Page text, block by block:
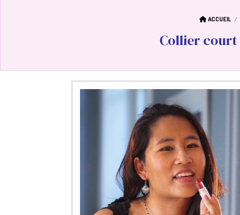
ACCUEIL
Collier court